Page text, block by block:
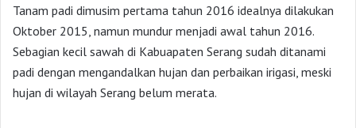
Tanam padi dimusim pertama tahun 2016 idealnya dilakukan
Oktober 2015, namun mundur menjadi awal tahun 2016.
Sebagian kecil sawah di Kabuapaten Serang sudah ditanami
padi dengan mengandalkan hujan dan perbaikan irigasi, meski
hujan di wilayah Serang belum merata.